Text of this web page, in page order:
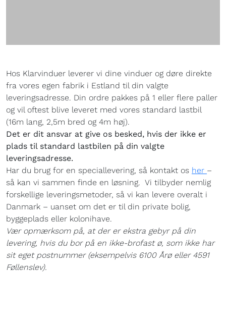
Hos Klarvinduer leverer vi dine vinduer og døre direkte
fra vores egen fabrik i Estland til din valgte
leveringsadresse. Din ordre pakkes på 1 eller flere paller
og vil oftest blive leveret med vores standard lastbil
(16m lang, 2,5m bred og 4m høj).
Det er dit ansvar at give os besked, hvis der ikke er
plads til standard lastbilen på din valgte
leveringsadresse.
Har du brug for en speciallevering, så kontakt os her –
så kan vi sammen finde en løsning. Vi tilbyder nemlig
forskellige leveringsmetoder, så vi kan levere overalt i
Danmark – uanset om det er til din private bolig,
byggeplads eller kolonihave.
Vær opmærksom på, at der er ekstra gebyr på din
levering, hvis du bor på en ikke-brofast ø, som ikke har
sit eget postnummer (eksempelvis 6100 Årø eller 4591
Føllenslev).